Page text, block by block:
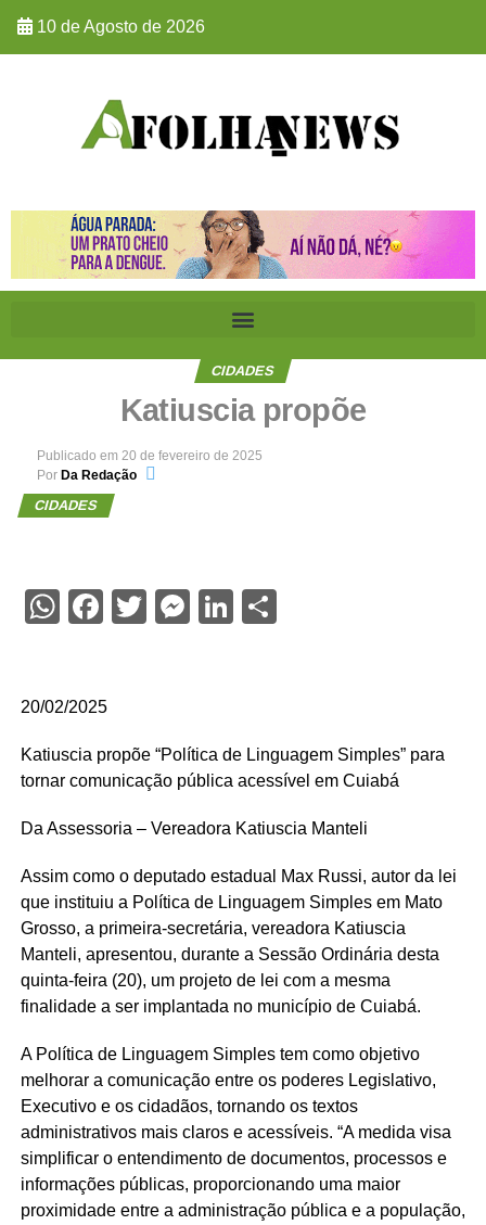
10 de Agosto de 2026
CIDADES
Katiuscia propõe
Publicado em 20 de fevereiro de 2025
Por Da Redação
CIDADES
WhatsApp
Facebook
Twitter
Messenger
LinkedIn
Share
20/02/2025
Katiuscia propõe “Política de Linguagem Simples” para
tornar comunicação pública acessível em Cuiabá
Da Assessoria – Vereadora Katiuscia Manteli
Assim como o deputado estadual Max Russi, autor da lei
que instituiu a Política de Linguagem Simples em Mato
Grosso, a primeira-secretária, vereadora Katiuscia
Manteli, apresentou, durante a Sessão Ordinária desta
quinta-feira (20), um projeto de lei com a mesma
finalidade a ser implantada no município de Cuiabá.
A Política de Linguagem Simples tem como objetivo
melhorar a comunicação entre os poderes Legislativo,
Executivo e os cidadãos, tornando os textos
administrativos mais claros e acessíveis. “A medida visa
simplificar o entendimento de documentos, processos e
informações públicas, proporcionando uma maior
proximidade entre a administração pública e a população,